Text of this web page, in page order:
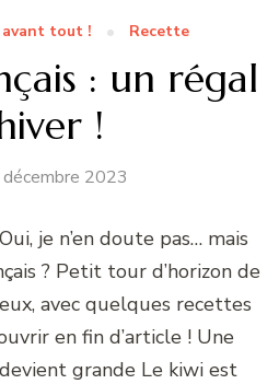
avant tout ! Recette
: un régal
!
2023
je n’en doute pas… mais
? Petit tour d’horizon de
avec quelques recettes
en fin d’article ! Une
grande Le kiwi est